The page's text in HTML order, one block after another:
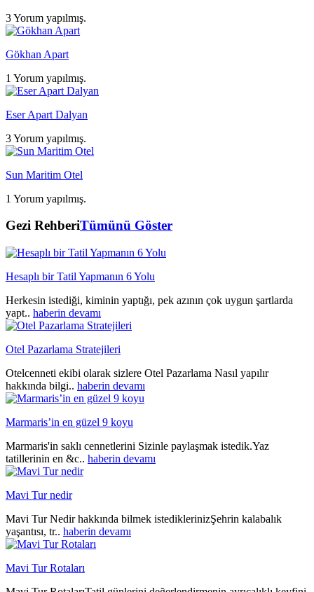
3 Yorum yapılmış.
Gökhan Apart
1 Yorum yapılmış.
Eser Apart Dalyan
3 Yorum yapılmış.
Sun Maritim Otel
1 Yorum yapılmış.
Gezi RehberiTümünü Göster
Hesaplı bir Tatil Yapmanın 6 Yolu
Herkesin istediği, kiminin yaptığı, pek azının çok uygun şartlarda
yapt.. haberin devamı
Otel Pazarlama Stratejileri
Otelcenneti ekibi olarak sizlere Otel Pazarlama Nasıl yapılır
hakkında bilgi.. haberin devamı
Marmaris’in en güzel 9 koyu
Marmaris'in saklı cennetlerini Sizinle paylaşmak istedik.Yaz
tatillerinin en &c.. haberin devamı
Mavi Tur nedir
Mavi Tur Nedir hakkında bilmek istediklerinizŞehrin kalabalık
yaşantısı, tr.. haberin devamı
Mavi Tur Rotaları